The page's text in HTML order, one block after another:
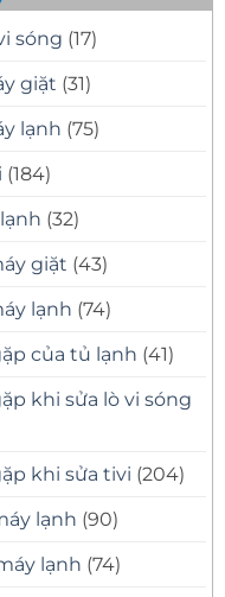
8
–
Giỏi,
sóng (17)
giặt (31)
lạnh (75)
(184)
(32)
giặt (43)
lạnh (74)
của tủ lạnh (41)
khi sửa lò vi sóng
khi sửa tivi (204)
lạnh (90)
lạnh (74)